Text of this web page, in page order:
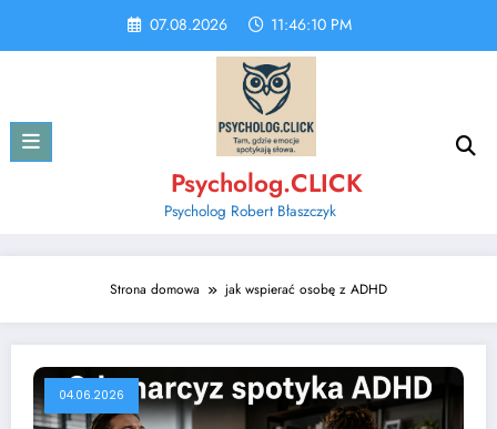
content
07.08.2026 11:46:10 PM
Psycholog.CLICK
Psycholog Robert Błaszczyk
Strona domowa jak wspierać osobę z ADHD
04.06.2026